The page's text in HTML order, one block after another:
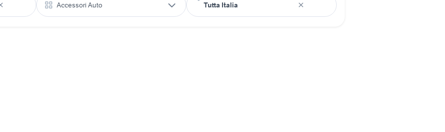
Accessori Auto